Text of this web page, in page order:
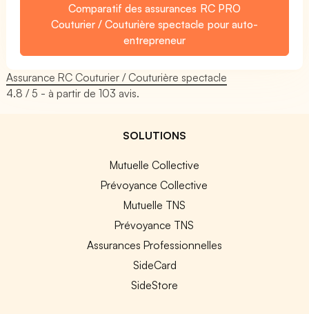
Comparatif des assurances RC PRO
Couturier / Couturière spectacle pour auto-
entrepreneur
Assurance RC Couturier / Couturière spectacle
4.8 / 5 - à partir de103 avis.
SOLUTIONS
Mutuelle Collective
Prévoyance Collective
Mutuelle TNS
Prévoyance TNS
Assurances Professionnelles
SideCard
SideStore